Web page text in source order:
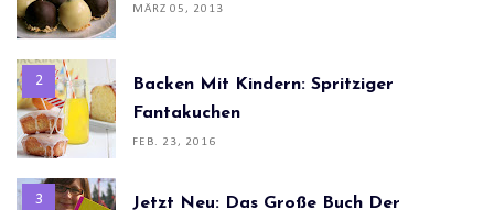
MÄRZ 05, 2013
Backen Mit Kindern: Spritziger
Fantakuchen
FEB. 23, 2016
Jetzt Neu: Das Große Buch Der